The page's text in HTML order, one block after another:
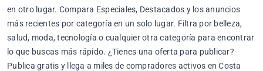
en otro lugar. Compara Especiales, Destacados y los anuncios
más recientes por categoría en un solo lugar. Filtra por belleza,
salud, moda, tecnología o cualquier otra categoría para encontrar
lo que buscas más rápido. ¿Tienes una oferta para publicar?
Publica gratis y llega a miles de compradores activos en Costa